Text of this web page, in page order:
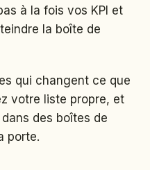
à la fois vos KPI et
la boîte de
qui changent ce que
votre liste propre, et
des boîtes de
porte.